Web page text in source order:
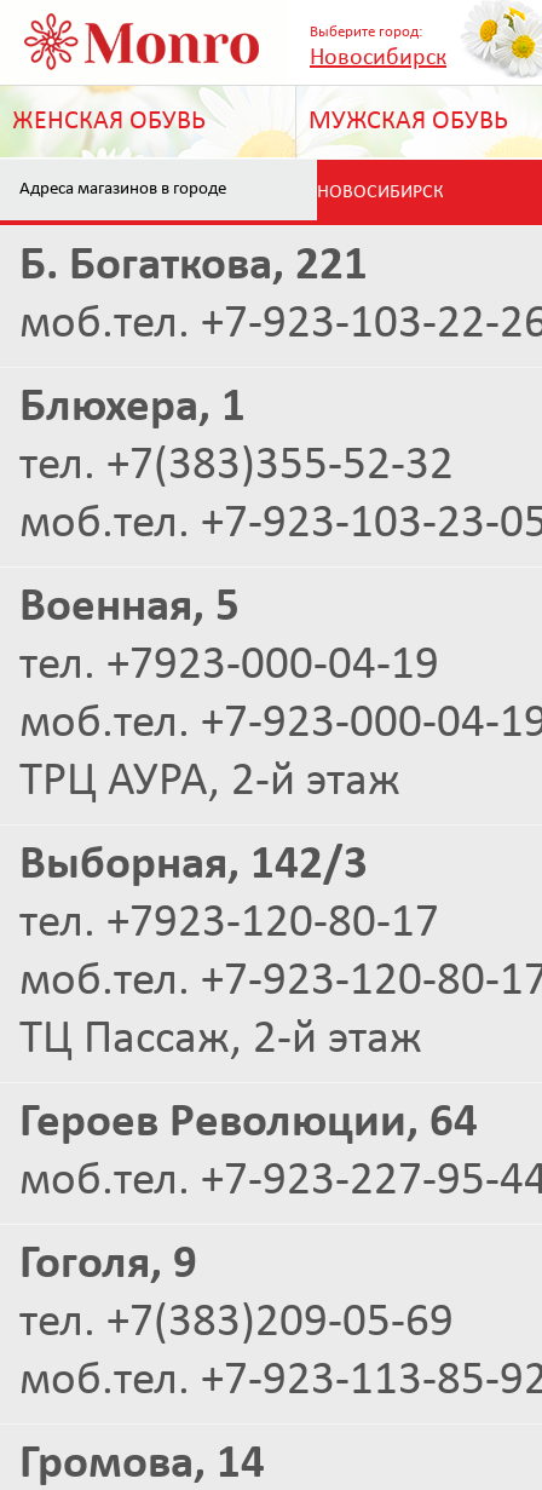
Выберите город:
Новосибирск
ЖЕНСКАЯ ОБУВЬ МУЖСКАЯ ОБУВЬ
Адреса магазинов в городе НОВОСИБИРСК
Б. Богаткова, 221
моб.тел. +7-923-103-22-
Блюхера, 1
тел. +7(383)355-52-32
моб.тел. +7-923-103-23-
Военная, 5
тел. +7923-000-04-19
моб.тел. +7-923-000-04-
ТРЦ АУРА, 2-й этаж
Выборная, 142/3
тел. +7923-120-80-17
моб.тел. +7-923-120-80-
ТЦ Пассаж, 2-й этаж
Героев Революции, 64
моб.тел. +7-923-227-95-
Гоголя, 9
тел. +7(383)209-05-69
моб.тел. +7-923-113-85-
Громова, 14